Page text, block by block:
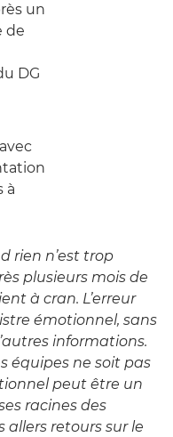
un
de
DG
à
rien n’est trop
plusieurs mois de
à cran. L’erreur
émotionnel, sans
informations.
équipes ne soit pas
peut être un
racines des
allers retours sur le